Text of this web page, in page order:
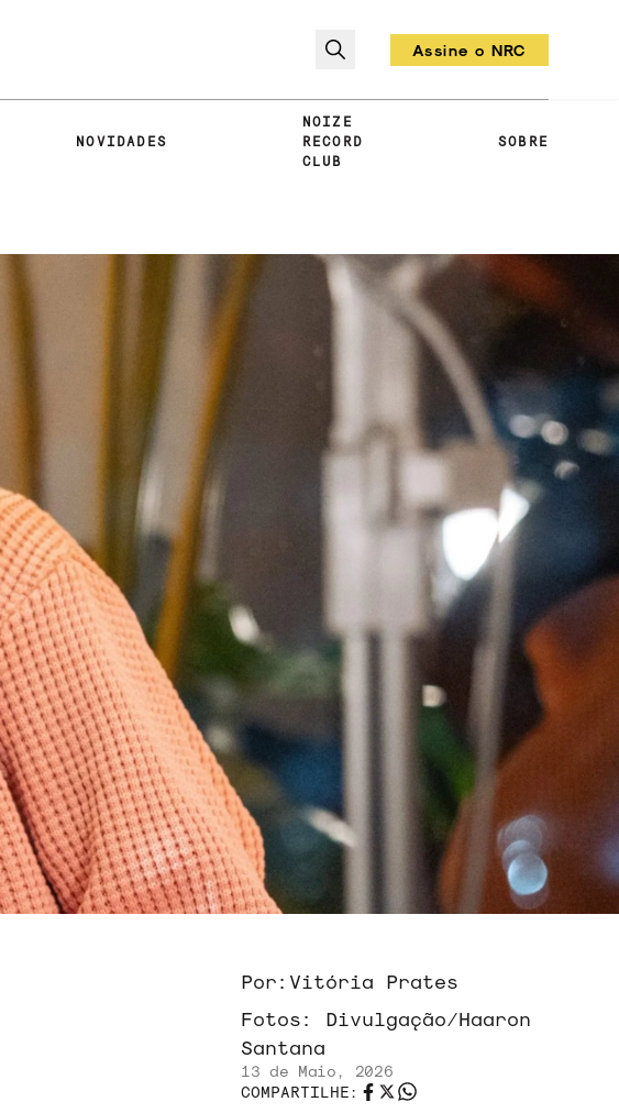
Assine o NRC
NOVIDADES
NOIZE
RECORD
CLUB
SOBRE
Por: Vitória Prates
Fotos: Divulgação/Haaron
Santana
13 de Maio, 2026
COMPARTILHE: